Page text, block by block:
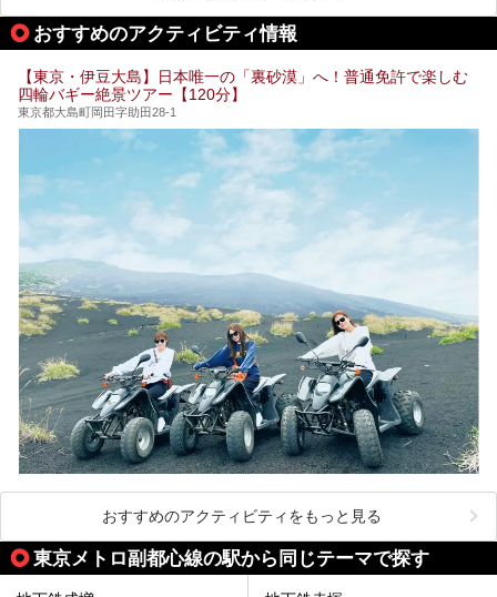
してみてください。
しょうか。
そこで本記事では、東京でおすすめのスーパー銭湯を、目的
24時間営業で宿泊できる施設や、1,000円以下で楽しめる安
い施設、デートや休日レジャーにもぴったりなエンタメ要素
が充実した施設など、利用のシーンに合わせて参考にしてく
ださい。
おすすめのアクティビティ情報
【東京・伊豆大島】日本唯一の「裏砂漠」へ！普通免許で楽しむ
四輪バギー絶景ツアー【120分】
東京都大島町岡田字助田28-1
おすすめのアクティビティをもっと見る
東京メトロ副都心線の駅から同じテーマで探す